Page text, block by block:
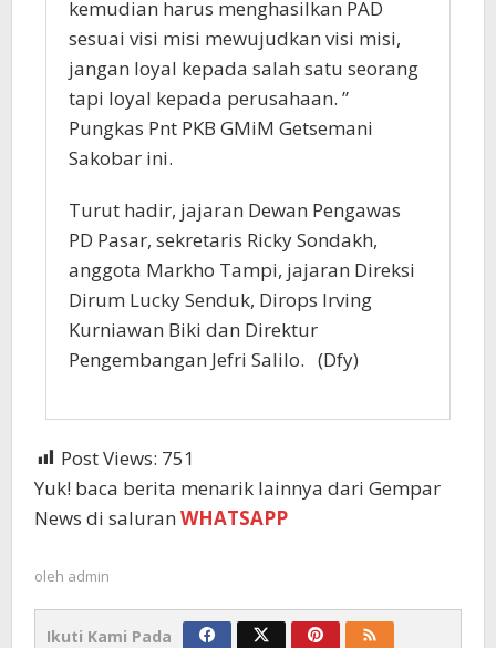
kemudian harus menghasilkan PAD
sesuai visi misi mewujudkan visi misi,
jangan loyal kepada salah satu seorang
tapi loyal kepada perusahaan. ”
Pungkas Pnt PKB GMiM Getsemani
Sakobar ini.
Turut hadir, jajaran Dewan Pengawas
PD Pasar, sekretaris Ricky Sondakh,
anggota Markho Tampi, jajaran Direksi
Dirum Lucky Senduk, Dirops Irving
Kurniawan Biki dan Direktur
Pengembangan Jefri Salilo. (Dfy)
Post Views: 751
Yuk! baca berita menarik lainnya dari Gempar
News di saluran WHATSAPP
oleh admin
Ikuti Kami Pada